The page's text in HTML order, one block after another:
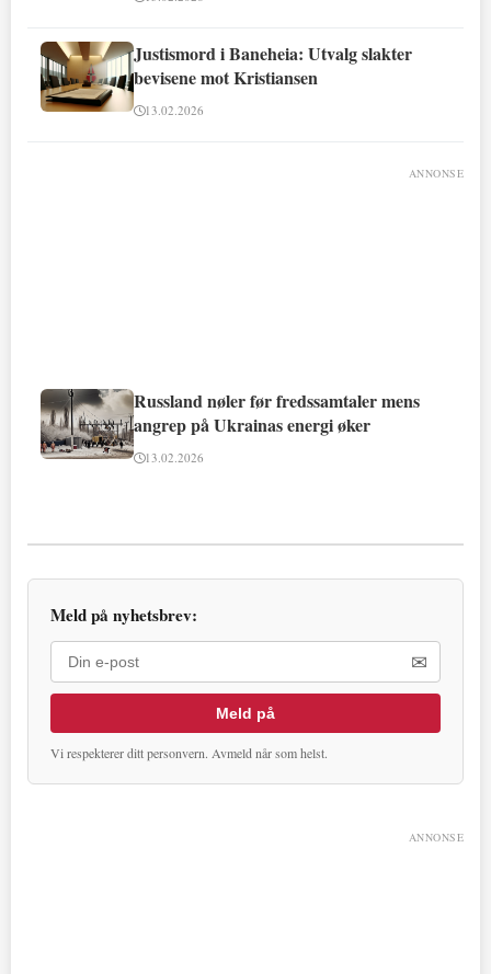
Justismord i Baneheia: Utvalg slakter
bevisene mot Kristiansen
13.02.2026
ANNONSE
Russland nøler før fredssamtaler mens
angrep på Ukrainas energi øker
13.02.2026
Meld på nyhetsbrev:
✉
Meld på
Vi respekterer ditt personvern. Avmeld når som helst.
ANNONSE